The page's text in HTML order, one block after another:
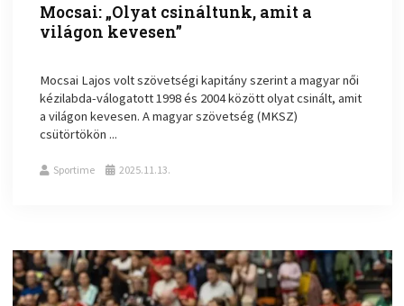
Mocsai: „Olyat csináltunk, amit a
világon kevesen”
Mocsai Lajos volt szövetségi kapitány szerint a magyar női
kézilabda-válogatott 1998 és 2004 között olyat csinált, amit
a világon kevesen. A magyar szövetség (MKSZ)
csütörtökön ...
Sportime 2025.11.13.